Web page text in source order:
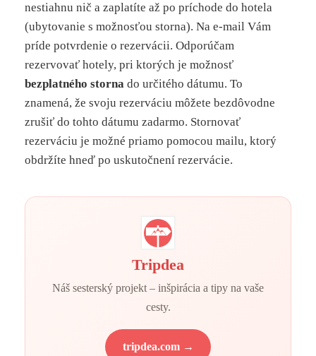
nestiahnu nič a zaplatíte až po príchode do hotela
(ubytovanie s možnosťou storna). Na e-mail Vám
príde potvrdenie o rezervácii. Odporúčam
rezervovať hotely, pri ktorých je možnosť
bezplatného storna do určitého dátumu. To
znamená, že svoju rezerváciu môžete bezdôvodne
zrušiť do tohto dátumu zadarmo. Stornovať
rezerváciu je možné priamo pomocou mailu, ktorý
obdržíte hneď po uskutočnení rezervácie.
Tripdea
Náš sesterský projekt – inšpirácia a tipy na vaše
cesty.
tripdea.com →